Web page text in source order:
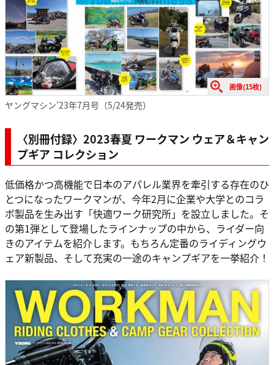
画像(15枚)
ヤングマシン’23年7月号（5/24発売）
〈別冊付録〉2023春夏 ワークマン ウェア＆キャン
プギア コレクション
低価格かつ高機能で日本のアパレル業界を牽引する存在のひ
とつになったワークマンが、今年2月に企業や大学とのコラ
ボ製品を生み出す「快適ワーク研究所」を設立しました。そ
の第1弾として登場したラインナップの中から、ライダー向
きのアイテムを紹介します。もちろん定番のライディングウ
ェア新製品、そして充実の一途のキャンプギアを一挙紹介！